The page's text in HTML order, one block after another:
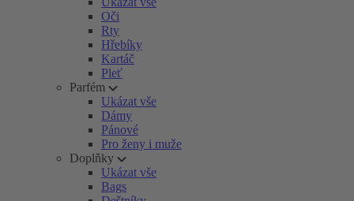
Oči
Rty
Hřebíky
Kartáč
Pleť
Parfém
Ukázat vše
Dámy
Pánové
Pro ženy i muže
Doplňky
Ukázat vše
Bags